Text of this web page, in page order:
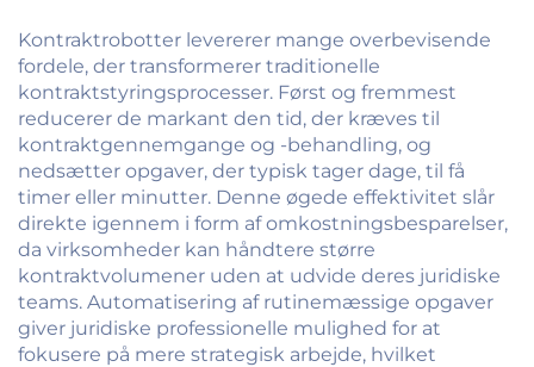
Kontraktrobotter levererer mange overbevisende
fordele, der transformerer traditionelle
kontraktstyringsprocesser. Først og fremmest
reducerer de markant den tid, der kræves til
kontraktgennemgange og -behandling, og
nedsætter opgaver, der typisk tager dage, til få
timer eller minutter. Denne øgede effektivitet slår
direkte igennem i form af omkostningsbesparelser,
da virksomheder kan håndtere større
kontraktvolumener uden at udvide deres juridiske
teams. Automatisering af rutinemæssige opgaver
giver juridiske professionelle mulighed for at
fokusere på mere strategisk arbejde, hvilket